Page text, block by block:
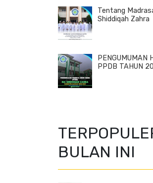
Tentang
Shiddiqah Zahra
PENGUMUMAN
PPDB TAHUN
BULAN INI